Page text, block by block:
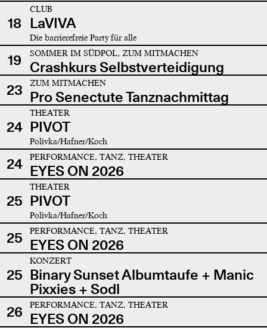
18
CLUB
LaVIVA
Die barrierefreie Party für alle
19 SOMMER IM SÜDPOL, ZUM MITMACHEN
Crashkurs Selbstverteidigung
23
ZUM MITMACHEN
Pro Senectute Tanznachmittag
24
THEATER
PIVOT
Polivka/Hafner/Koch
24 PERFORMANCE, TANZ, THEATER
EYES ON 2026
25
THEATER
PIVOT
Polivka/Hafner/Koch
25 PERFORMANCE, TANZ, THEATER
EYES ON 2026
25
KONZERT
Binary Sunset Albumtaufe + Manic
Pixxies + Sodl
26
PERFORMANCE, TANZ, THEATER
EYES ON 2026